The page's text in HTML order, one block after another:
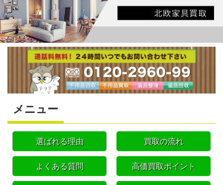
メニュー
選ばれる理由 買取の流れ
よくある質問 高価買取ポイント